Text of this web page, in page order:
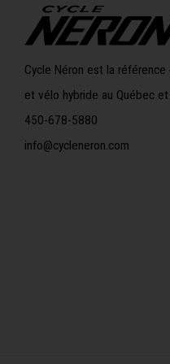
Cycle Néron est la
et vélo hybride au Québec
450-678-5880
info@cycleneron.com